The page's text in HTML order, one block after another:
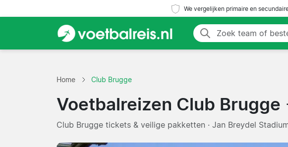
We vergelijken primaire en
Home Club Brugge
Voetbalreizen Club Brugge
Club Brugge tickets & veilige pakketten · Jan Breydel